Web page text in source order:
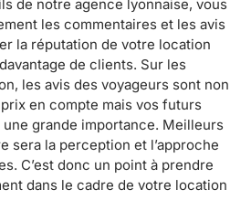
de notre agence lyonnaise, vous
les commentaires et les avis
la réputation de votre location
de clients. Sur les
les avis des voyageurs sont non
en compte mais vos futurs
grande importance. Meilleurs
sera la perception et l’approche
C’est donc un point à prendre
dans le cadre de votre location